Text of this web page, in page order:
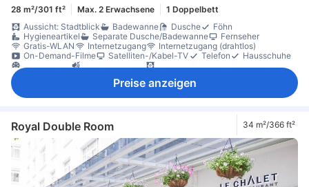
28 m²/301 ft² Max. 2 Erwachsene
1 Doppelbett
Aussicht: Stadtblick
Badewanne Dusche
Föhn
Hygieneartikel
Separate Dusche/Badewanne
Fernseher
Gratis-WLAN
Internetzugang
Internetzugang (drahtlos)
On-Demand-Filme
Satelliten-/Kabel-TV Telefon
Hausschuhe
Klimaanlage
Schalldämmung
Vorhänge zur Verdunkelung
Tee- und Kaffeezubereiter
Parkettboden
Sitzecke
Preise anzeigen
Royal Double Room 34 m²/366 ft²